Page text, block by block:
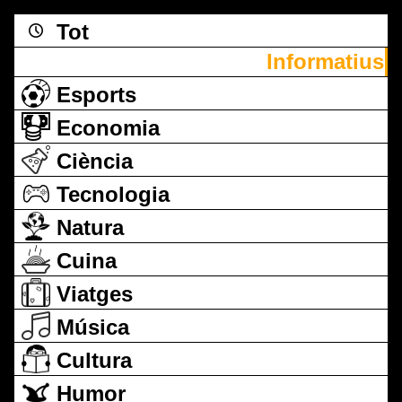
Tot
Informatius
Esports
Economia
Ciència
Tecnologia
Natura
Cuina
Viatges
Música
Cultura
Humor